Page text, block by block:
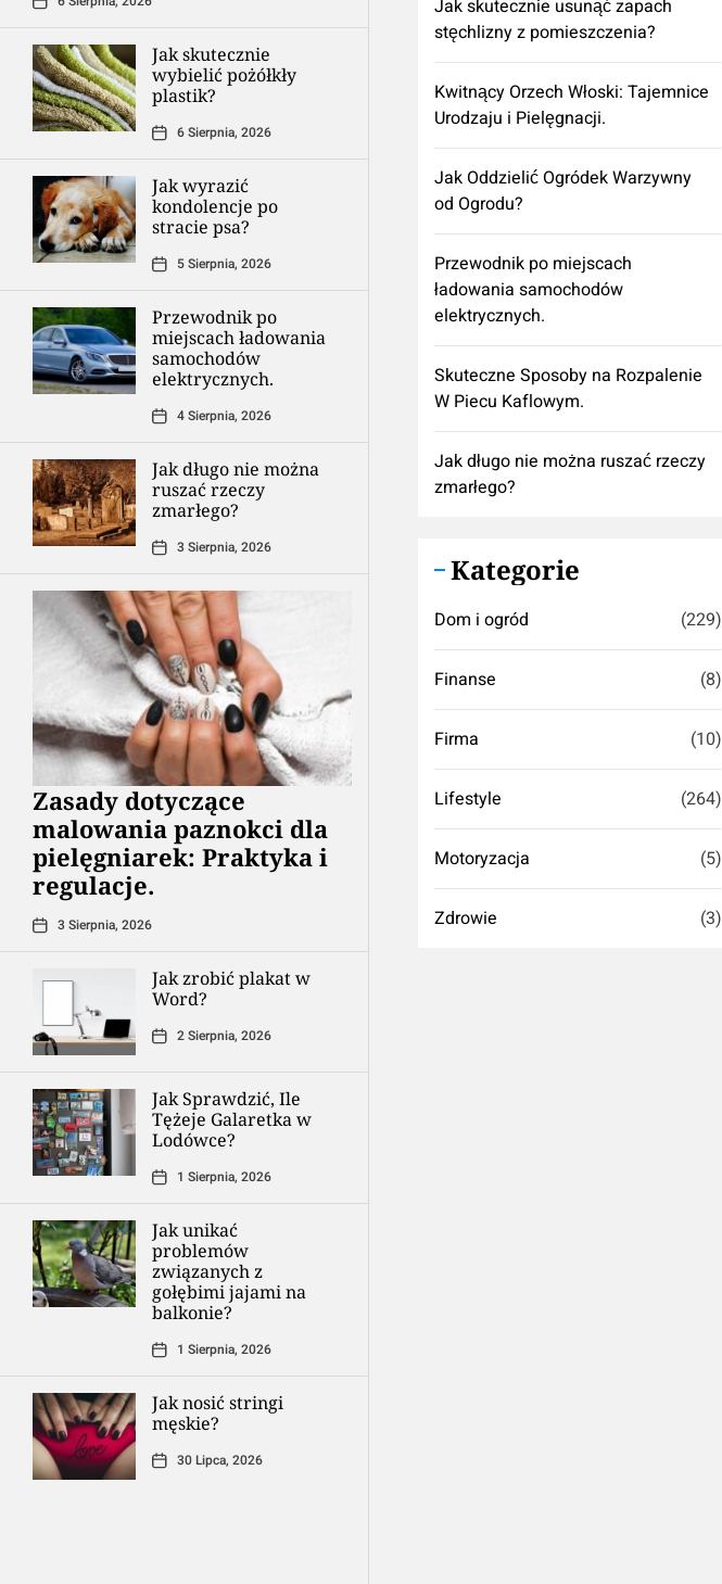
Jak skutecznie
wybielić pożółkły
plastik?
6 Sierpnia, 2026
Jak wyrazić
kondolencje po
stracie psa?
5 Sierpnia, 2026
Przewodnik po
miejscach ładowania
samochodów
elektrycznych.
4 Sierpnia, 2026
Jak długo nie można
ruszać rzeczy
zmarłego?
3 Sierpnia, 2026
Zasady dotyczące
malowania paznokci dla
pielęgniarek: Praktyka i
regulacje.
3 Sierpnia, 2026
Jak zrobić plakat w
Word?
2 Sierpnia, 2026
Jak Sprawdzić, Ile
Tężeje Galaretka w
Lodówce?
1 Sierpnia, 2026
Jak unikać
problemów
związanych z
gołębimi jajami na
balkonie?
1 Sierpnia, 2026
Jak nosić stringi
męskie?
30 Lipca, 2026
Jak skutecznie usunąć zapach
stęchlizny z pomieszczenia?
Kwitnący Orzech Włoski: Tajemnice
Urodzaju i Pielęgnacji.
Jak Oddzielić Ogródek Warzywny
od Ogrodu?
Przewodnik po miejscach
ładowania samochodów
elektrycznych.
Skuteczne Sposoby na Rozpalenie
W Piecu Kaflowym.
Jak długo nie można ruszać rzeczy
zmarłego?
Kategorie
Dom i ogród (229)
Finanse (8)
Firma (10)
Lifestyle (264)
Motoryzacja (5)
Zdrowie (3)